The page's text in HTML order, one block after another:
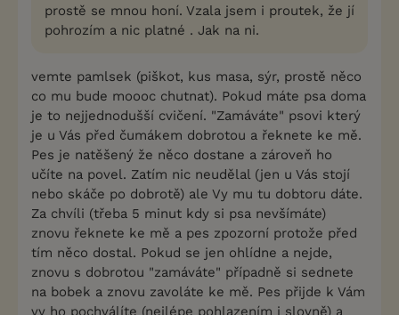
prostě se mnou honí. Vzala jsem i proutek, že jí
pohrozím a nic platné . Jak na ni.
vemte pamlsek (piškot, kus masa, sýr, prostě něco
co mu bude moooc chutnat). Pokud máte psa doma
je to nejjednodušší cvičení. "Zamáváte" psovi který
je u Vás před čumákem dobrotou a řeknete ke mě.
Pes je natěšený že něco dostane a zároveň ho
učíte na povel. Zatím nic neudělal (jen u Vás stojí
nebo skáče po dobrotě) ale Vy mu tu dobtoru dáte.
Za chvíli (třeba 5 minut kdy si psa nevšímáte)
znovu řeknete ke mě a pes zpozorní protože před
tím něco dostal. Pokud se jen ohlídne a nejde,
znovu s dobrotou "zamáváte" případně si sednete
na bobek a znovu zavoláte ke mě. Pes přijde k Vám
vy ho pochválíte (nejlépe pohlazením i slovně) a